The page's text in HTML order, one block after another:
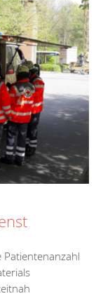
Patientenanzahl